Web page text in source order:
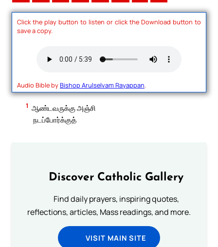
Click the play button to listen or click the Download button to
save a copy.
Audio Bible byBishop Arulselvam Rayappan.
1 ஆண்டவருக்கு அஞ்சி
நடப்போர்க்குத்
Discover Catholic Gallery
Find daily prayers, inspiring quotes,
reflections, articles, Mass readings, and more.
VISIT MAIN SITE